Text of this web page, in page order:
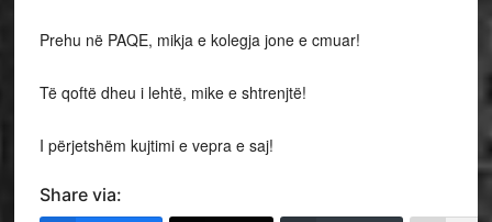
Prehu në PAQE, mikja e kolegja jone e cmuar!
Të qoftë dheu i lehtë, mike e shtrenjtë!
I përjetshëm kujtimi e vepra e saj!
Share via: